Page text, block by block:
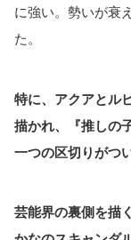
に強い。勢いが衰
た。
特に、アクアとル
描かれ、『推しの
一つの区切りがつ
芸能界の裏側を描